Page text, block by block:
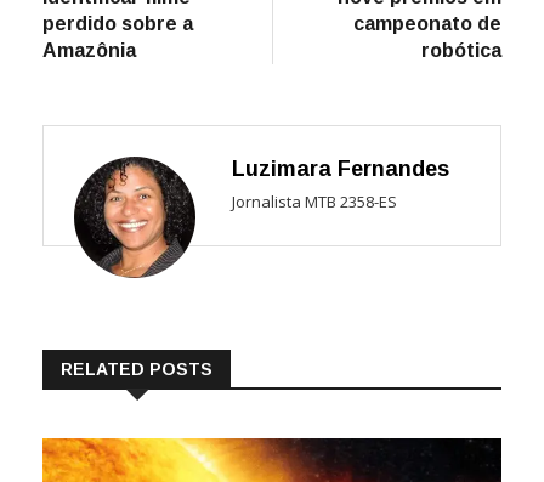
Post
perdido sobre a
Amazônia
campeonato de
robótica
Luzimara Fernandes
Jornalista MTB 2358-ES
RELATED POSTS